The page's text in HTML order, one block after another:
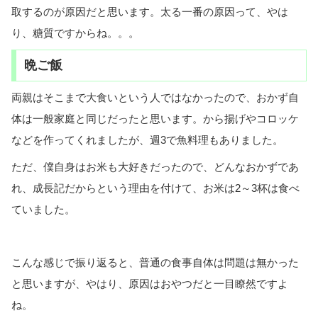
取するのが原因だと思います。太る一番の原因って、やは
り、糖質ですからね。。。
晩ご飯
両親はそこまで大食いという人ではなかったので、おかず自
体は一般家庭と同じだったと思います。から揚げやコロッケ
などを作ってくれましたが、週3で魚料理もありました。
ただ、僕自身はお米も大好きだったので、どんなおかずであ
れ、成長記だからという理由を付けて、お米は2～3杯は食べ
ていました。
こんな感じで振り返ると、普通の食事自体は問題は無かった
と思いますが、やはり、原因はおやつだと一目瞭然ですよ
ね。